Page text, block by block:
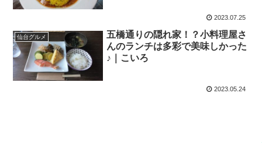
2023.07.25
仙台グルメ
五橋通りの隠れ家！？小料理屋さ
んのランチは多彩で美味しかった
♪｜こいろ
2023.05.24